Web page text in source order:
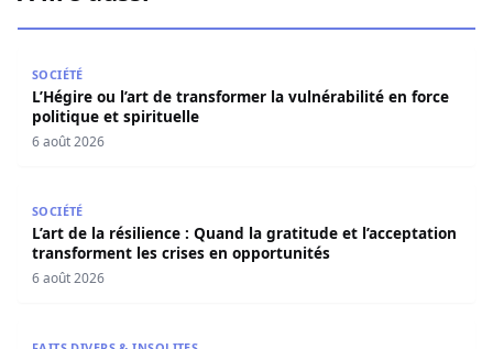
SOCIÉTÉ
L’Hégire ou l’art de transformer la vulnérabilité en force
politique et spirituelle
6 août 2026
SOCIÉTÉ
L’art de la résilience : Quand la gratitude et l’acceptation
transforment les crises en opportunités
6 août 2026